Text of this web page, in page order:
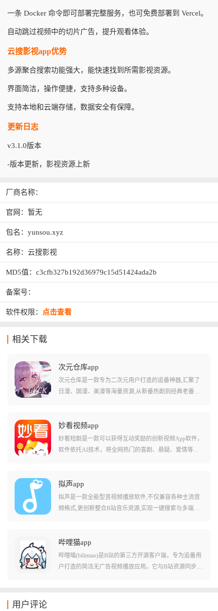
一条 Docker 命令即可部署完整服务，也可免费部署到 Vercel。
自动跳过视频中的切片广告，提升观看体验。
云搜影视app优势
多源聚合搜索功能强大，能快速找到所需影视资源。
界面简洁，操作便捷，支持多种设备。
支持本地和云端存储，数据安全有保障。
更新日志
v3.1.0版本
-版本更新，影视资源上新
厂商名称：
官网：暂无
包名：yunsou.xyz
名称：云搜影视
MD5值：c3cfb327b192d36979c15d51424ada2b
备案号：
软件权限： 点击查看
相关下载
次元仓库app
次元仓库是一款专为二次元用户打造的追番神器,汇聚了
日漫、国漫、美漫等海量资源,从新番热剧到经典老番一
线追番。app界面清晰简单,漫画分类详细,支持随意切换
画质、投屏到电视观看,并提供搜索、分类到播放的一站
式服务,高清甚至超清画质搭配流畅播放体验,让用户随时
妙看视频app
妙看短剧是一款可以获得互动奖励的创新视频App软件，
软件依托AI技术，将全网热门的喜剧、悬疑、爱情等题
以在动动手指的同时赚点奶茶钱。
拟声app
拟声是一款全能型音视频播放软件,不仅兼容各种主流音
频格式,更创新整合B站音乐资源,实现一键搜索与多端同
析能力能带来不一样的体验。拟声还支持视频MV播放、
Anime4K实时画质提升、逐帧播放等高级功能,可以同时
登录多个移动端,没有登录次数限制。搭配动态歌词弹幕
哔哩猫app
哔哩喵(bilimiao)是B站的第三方开源客户端，专为追番用
户打造的简洁无广告视频播放应用。它与B站资源同步，
用户评论